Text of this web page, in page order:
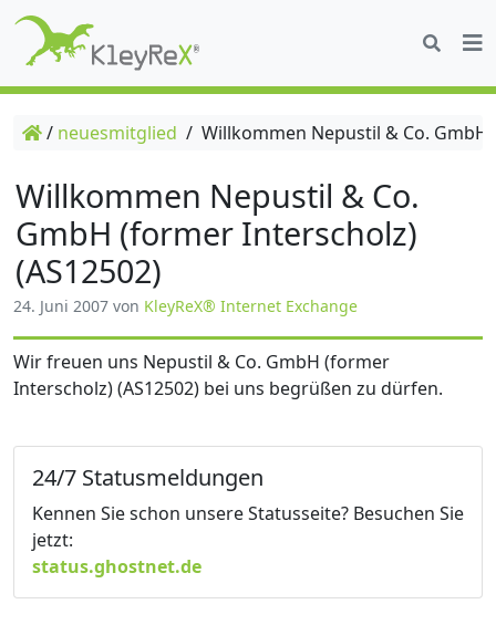
/ neuesmitglied / Willkommen Nepustil & Co.
Willkommen Nepustil & Co.
GmbH (former Interscholz)
(AS12502)
24. Juni 2007 von KleyReX® Internet Exchange
Wir freuen uns Nepustil & Co. GmbH (former
Interscholz) (AS12502) bei uns begrüßen zu dürfen.
24/7 Statusmeldungen
Kennen Sie schon unsere Statusseite? Besuchen Sie
jetzt:
status.ghostnet.de